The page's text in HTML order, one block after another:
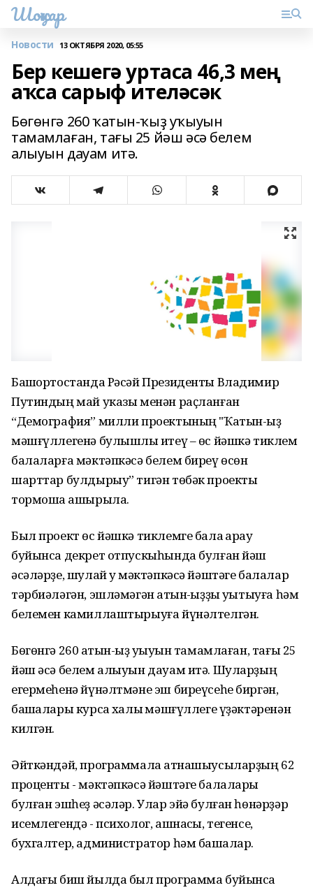
Шоңҡар
Новости 13 ОКТЯБРЯ 2020, 05:55
Бер кешегә уртаса 46,3 мең
аҡса сарыф ителәсәк
Бөгөнгә 260 ҡатын-ҡыҙ уҡыуын
тамамлаған, тағы 25 йәш әсә белем
алыуын дауам итә.
Башҡортостанда Рәсәй Президенты Владимир
Путиндың май указы менән раҫланған
“Демография” милли проектының "Ҡатын-ҡыҙ
мәшғүллегенә булышлыҡ итеү – өс йәшкә тиклем
балаларға мәктәпкәсә белем биреү өсөн
шарттар булдырыу” тигән төбәк проекты
тормошҡа ашырыла.
Был проект өс йәшкә тиклемге бала ҡарау
буйынса декрет отпускыһында булған йәш
әсәләрҙе, шулай уҡ мәктәпкәсә йәштәге балалар
тәрбиәләгән, эшләмәгән ҡатын-ҡыҙҙы уҡытыуға һәм
белемен камиллаштырыуға йүнәлтелгән.
Бөгөнгә 260 ҡатын-ҡыҙ уҡыуын тамамлаған, тағы 25
йәш әсә белем алыуын дауам итә. Шуларҙың
егермеһенә йүнәлтмәне эш биреүсеһе биргән,
башҡалары курсҡа халыҡ мәшғүллеге үҙәктәренән
килгән.
Әйткәндәй, программала ҡатнашыусыларҙың 62
проценты - мәктәпкәсә йәштәге балалары
булған эшһеҙ әсәләр. Улар эйә булған һөнәрҙәр
исемлегендә - психолог, ашнаҡсы, тегенсе,
бухгалтер, администратор һәм башҡалар.
Алдағы биш йылда был программа буйынса